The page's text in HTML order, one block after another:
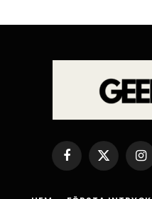
Facebook
X
(Twitter)